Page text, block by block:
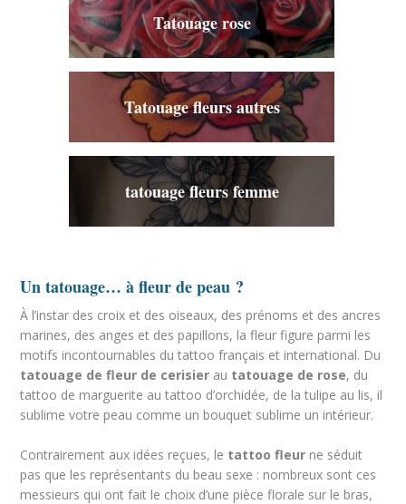
Tatouage rose
Tatouage fleurs autres
tatouage fleurs femme
Un tatouage… à fleur de peau ?
À l’instar des croix et des oiseaux, des prénoms et des ancres
marines, des anges et des papillons, la fleur figure parmi les
motifs incontournables du tattoo français et international. Du
tatouage de fleur de cerisier au tatouage de rose, du
tattoo de marguerite au tattoo d’orchidée, de la tulipe au lis, il
sublime votre peau comme un bouquet sublime un intérieur.
Contrairement aux idées reçues, le tattoo fleur ne séduit
pas que les représentants du beau sexe : nombreux sont ces
messieurs qui ont fait le choix d’une pièce florale sur le bras,